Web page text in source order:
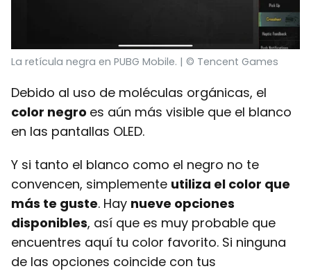
La retícula negra en PUBG Mobile. | © Tencent Games
Debido al uso de moléculas orgánicas, el
color negro es aún más visible que el blanco
en las pantallas OLED.
Y si tanto el blanco como el negro no te
convencen, simplemente utiliza el color que
más te guste. Hay nueve opciones
disponibles, así que es muy probable que
encuentres aquí tu color favorito. Si ninguna
de las opciones coincide con tus